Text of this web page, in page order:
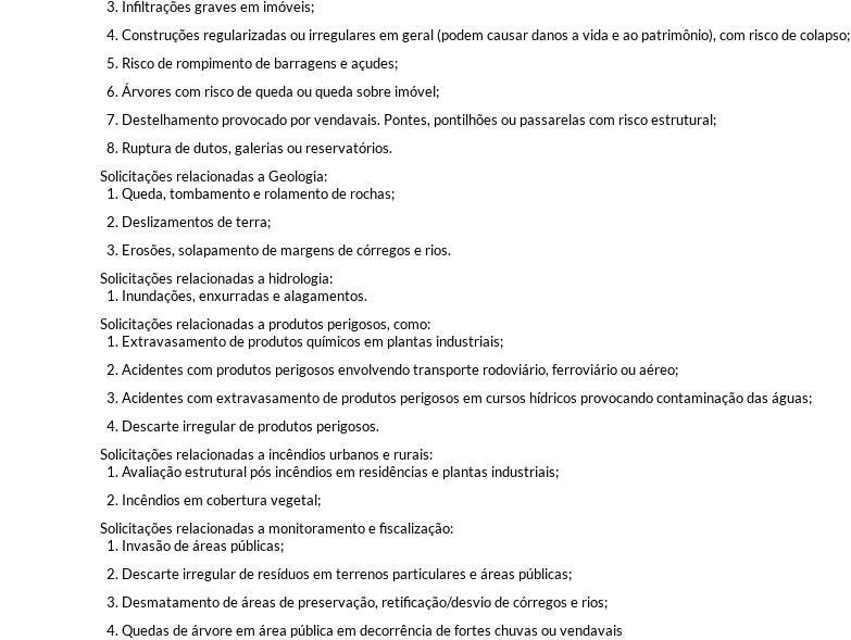
Infiltrações graves em imóveis;
Construções regularizadas ou irregulares em geral (podem causar danos a vida e ao patrimônio), com risco de colapso;
Risco de rompimento de barragens e açudes;
Árvores com risco de queda ou queda sobre imóvel;
Destelhamento provocado por vendavais. Pontes, pontilhões ou passarelas com risco estrutural;
Ruptura de dutos, galerias ou reservatórios.
Solicitações relacionadas a Geologia:
Queda, tombamento e rolamento de rochas;
Deslizamentos de terra;
Erosões, solapamento de margens de córregos e rios.
Solicitações relacionadas a hidrologia:
Inundações, enxurradas e alagamentos.
Solicitações relacionadas a produtos perigosos, como:
Extravasamento de produtos químicos em plantas industriais;
Acidentes com produtos perigosos envolvendo transporte rodoviário, ferroviário ou aéreo;
Acidentes com extravasamento de produtos perigosos em cursos hídricos provocando contaminação das águas;
Descarte irregular de produtos perigosos.
Solicitações relacionadas a incêndios urbanos e rurais:
Avaliação estrutural pós incêndios em residências e plantas industriais;
Incêndios em cobertura vegetal;
Solicitações relacionadas a monitoramento e fiscalização:
Invasão de áreas públicas;
Descarte irregular de resíduos em terrenos particulares e áreas públicas;
Desmatamento de áreas de preservação, retificação/desvio de córregos e rios;
Quedas de árvore em área pública em decorrência de fortes chuvas ou vendavais